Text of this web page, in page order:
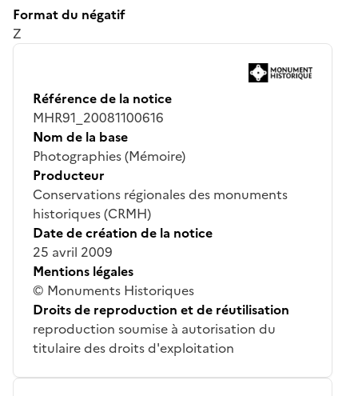
Format du négatif
Z
Référence de la notice
MHR91_20081100616
Nom de la base
Photographies (Mémoire)
Producteur
Conservations régionales des monuments
historiques (CRMH)
Date de création de la notice
25 avril 2009
Mentions légales
© Monuments Historiques
Droits de reproduction et de réutilisation
reproduction soumise à autorisation du
titulaire des droits d'exploitation